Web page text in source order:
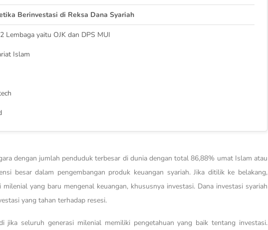
Berinvestasi di Reksa Dana Syariah
Lembaga yaitu OJK dan DPS MUI
Islam
dengan jumlah penduduk terbesar di dunia dengan total 86,88% umat Islam atau
besar dalam pengembangan produk keuangan syariah. Jika ditilik ke belakang,
yang baru mengenal keuangan, khususnya investasi. Dana investasi syariah
yang tahan terhadap resesi.
jika seluruh generasi milenial memiliki pengetahuan yang baik tentang investasi.